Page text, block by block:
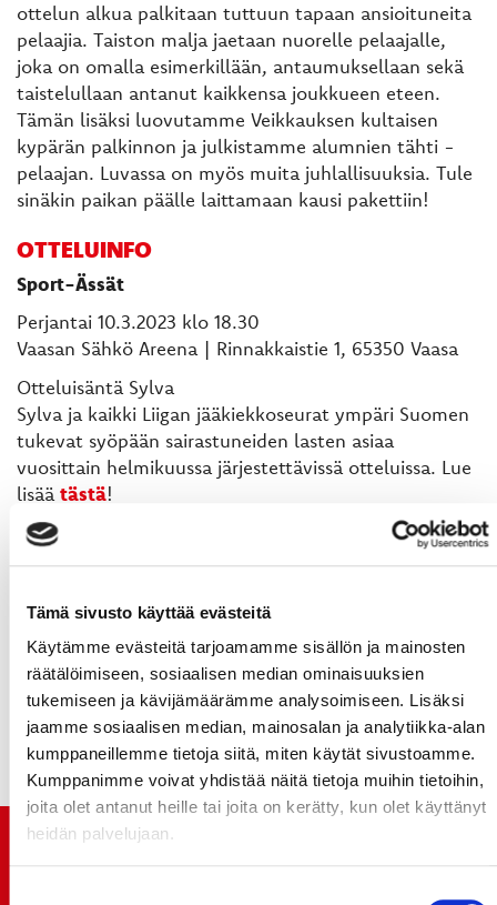
Tämä sivusto käyttää evästeitä
Käytämme evästeitä tarjoamamme sisällön ja mainosten
räätälöimiseen, sosiaalisen median ominaisuuksien
tukemiseen ja kävijämäärämme analysoimiseen. Lisäksi
jaamme sosiaalisen median, mainosalan ja analytiikka-alan
kumppaneillemme tietoja siitä, miten käytät sivustoamme.
Kumppanimme voivat yhdistää näitä tietoja muihin tietoihin,
joita olet antanut heille tai joita on kerätty, kun olet käyttänyt
heidän palvelujaan.
ottelun alkua palkitaan tuttuun tapaan ansioituneita
pelaajia. Taiston malja jaetaan nuorelle pelaajalle,
joka on omalla esimerkillään, antaumuksellaan sekä
taistelullaan antanut kaikkensa joukkueen eteen.
Tämän lisäksi luovutamme Veikkauksen kultaisen
kypärän palkinnon ja julkistamme alumnien tähti -
pelaajan. Luvassa on myös muita juhlallisuuksia. Tule
sinäkin paikan päälle laittamaan kausi pakettiin!
OTTELUINFO
Sport-Ässät
Perjantai 10.3.2023 klo 18.30
Vaasan Sähkö Areena | Rinnakkaistie 1, 65350 Vaasa
Otteluisäntä Sylva
Sylva ja kaikki Liigan jääkiekkoseurat ympäri Suomen
tukevat syöpään sairastuneiden lasten asiaa
vuosittain helmikuussa järjestettävissä otteluissa. Lue
lisää tästä!
Sportin yhteistyökumppanit tarjoavat otteluun 1 000
ovelta klo 17.30 alkaen. Lue lisää kampanjasta
Kutsumme kaikki kannustamaan Sportia kauden
viimeiseen kotiotteluun. Otteluun seisomaliput
hintaan 10 € ja istumapaikoille 20 €,
katsomolohkosta riippumatta. Hanki lippusitästä!